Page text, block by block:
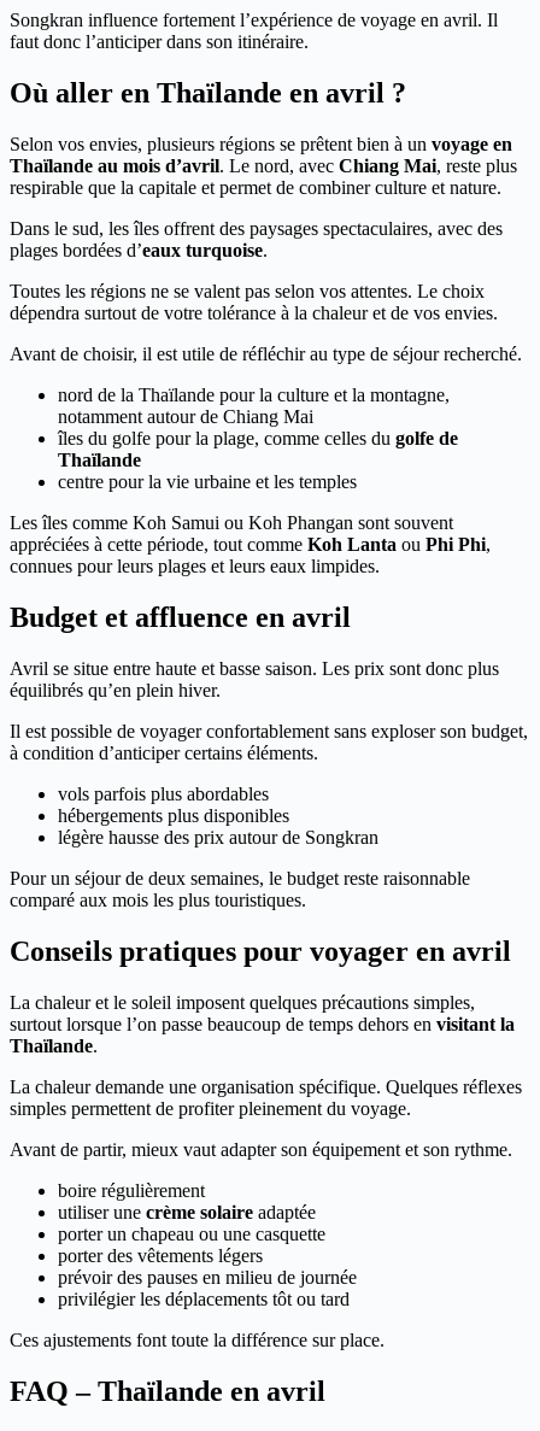
Songkran influence fortement l’expérience de voyage en avril. Il
faut donc l’anticiper dans son itinéraire.
Où aller en Thaïlande en avril ?
Selon vos envies, plusieurs régions se prêtent bien à un voyage en
Thaïlande au mois d’avril. Le nord, avec Chiang Mai, reste plus
respirable que la capitale et permet de combiner culture et nature.
Dans le sud, les îles offrent des paysages spectaculaires, avec des
plages bordées d’eaux turquoise.
Toutes les régions ne se valent pas selon vos attentes. Le choix
dépendra surtout de votre tolérance à la chaleur et de vos envies.
Avant de choisir, il est utile de réfléchir au type de séjour recherché.
nord de la Thaïlande pour la culture et la montagne,
notamment autour de Chiang Mai
îles du golfe pour la plage, comme celles du golfe de
Thaïlande
centre pour la vie urbaine et les temples
Les îles comme Koh Samui ou Koh Phangan sont souvent
appréciées à cette période, tout comme Koh Lanta ou Phi Phi,
connues pour leurs plages et leurs eaux limpides.
Budget et affluence en avril
Avril se situe entre haute et basse saison. Les prix sont donc plus
équilibrés qu’en plein hiver.
Il est possible de voyager confortablement sans exploser son budget,
à condition d’anticiper certains éléments.
vols parfois plus abordables
hébergements plus disponibles
légère hausse des prix autour de Songkran
Pour un séjour de deux semaines, le budget reste raisonnable
comparé aux mois les plus touristiques.
Conseils pratiques pour voyager en avril
La chaleur et le soleil imposent quelques précautions simples,
surtout lorsque l’on passe beaucoup de temps dehors en visitant la
Thaïlande.
La chaleur demande une organisation spécifique. Quelques réflexes
simples permettent de profiter pleinement du voyage.
Avant de partir, mieux vaut adapter son équipement et son rythme.
boire régulièrement
utiliser une crème solaire adaptée
porter un chapeau ou une casquette
porter des vêtements légers
prévoir des pauses en milieu de journée
privilégier les déplacements tôt ou tard
Ces ajustements font toute la différence sur place.
FAQ – Thaïlande en avril